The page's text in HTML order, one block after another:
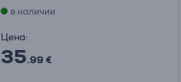
в наличии
Цена:
35.99 €